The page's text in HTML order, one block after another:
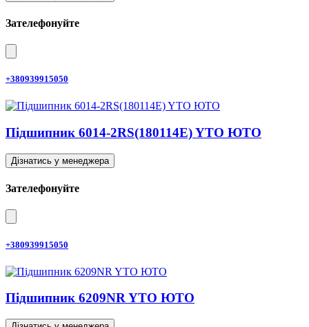
Зателефонуйте
+380939915050
Підшипник 6014-2RS(180114E) YTO ЮТО
Дізнатись у менеджера
Зателефонуйте
+380939915050
Підшипник 6209NR YTO ЮТО